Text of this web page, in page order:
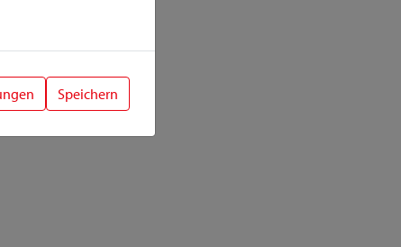
Speichern